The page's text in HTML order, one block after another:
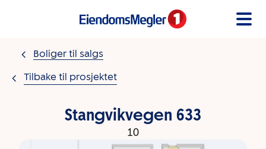
Boliger til salgs
Tilbake til prosjektet
Stangvikvegen 633
10